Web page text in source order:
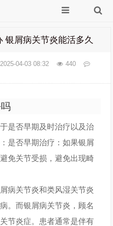
银屑病关节炎能活多久
2025-04-03 08:32
440
是否早期及时治疗以及治
是否早期治疗：如果银屑
免关节受损，避免出现畸
病关节炎和类风湿关节炎
。而银屑病关节炎，顾名
节炎症。患者通常是伴有